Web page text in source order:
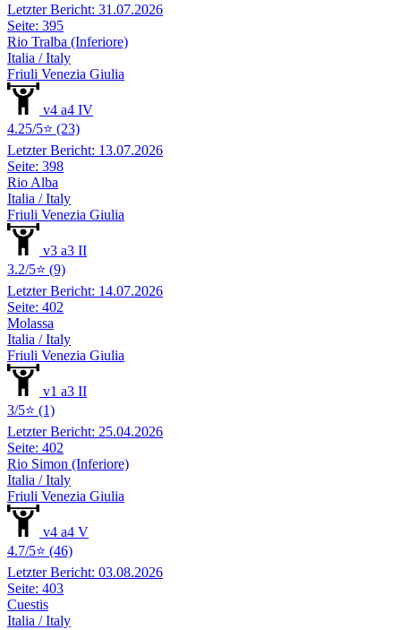
Letzter Bericht: 31.07.2026
Seite: 395
Rio Tralba (Inferiore)
Italia / Italy
Friuli Venezia Giulia
v4 a4 IV
4.25/5⭐ (23)
Letzter Bericht: 13.07.2026
Seite: 398
Rio Alba
Italia / Italy
Friuli Venezia Giulia
v3 a3 II
3.2/5⭐ (9)
Letzter Bericht: 14.07.2026
Seite: 402
Molassa
Italia / Italy
Friuli Venezia Giulia
v1 a3 II
3/5⭐ (1)
Letzter Bericht: 25.04.2026
Seite: 402
Rio Simon (Inferiore)
Italia / Italy
Friuli Venezia Giulia
v4 a4 V
4.7/5⭐ (46)
Letzter Bericht: 03.08.2026
Seite: 403
Cuestis
Italia / Italy